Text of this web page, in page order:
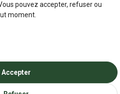
pouvez accepter, refuser ou
moment.
Accepter